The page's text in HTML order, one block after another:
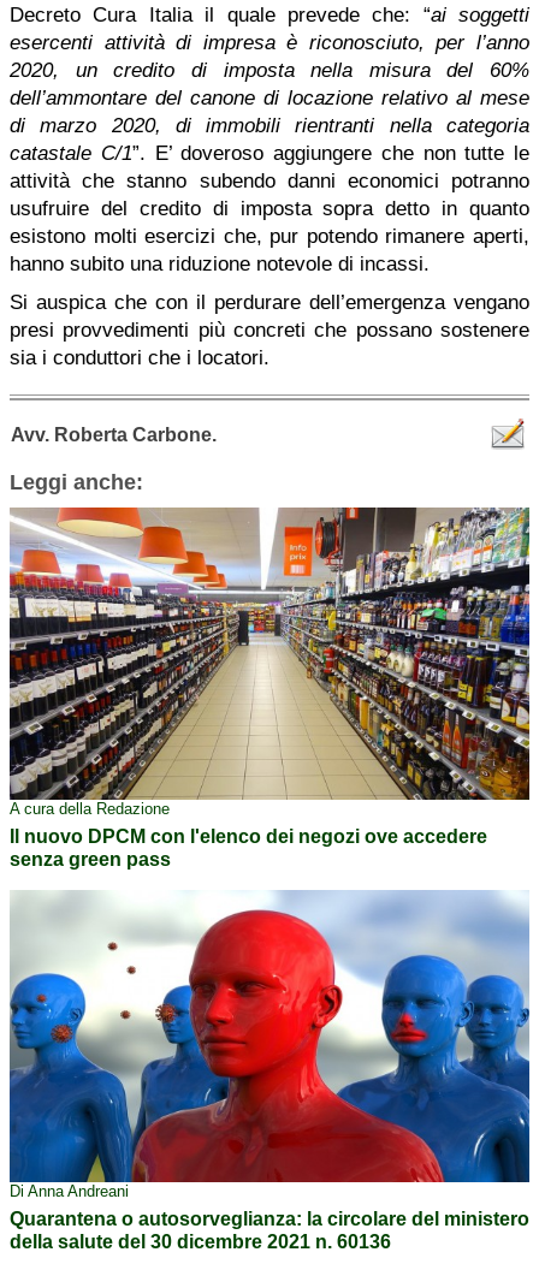
Decreto Cura Italia il quale prevede che: “ai soggetti
esercenti attività di impresa è riconosciuto, per l’anno
2020, un credito di imposta nella misura del 60%
dell’ammontare del canone di locazione relativo al mese
di marzo 2020, di immobili rientranti nella categoria
catastale C/1”. E’ doveroso aggiungere che non tutte le
attività che stanno subendo danni economici potranno
usufruire del credito di imposta sopra detto in quanto
esistono molti esercizi che, pur potendo rimanere aperti,
hanno subito una riduzione notevole di incassi.
Si auspica che con il perdurare dell’emergenza vengano
presi provvedimenti più concreti che possano sostenere
sia i conduttori che i locatori.
Avv. Roberta Carbone.
Leggi anche:
A cura della Redazione
Il nuovo DPCM con l'elenco dei negozi ove accedere
senza green pass
Di Anna Andreani
Quarantena o autosorveglianza: la circolare del ministero
della salute del 30 dicembre 2021 n. 60136